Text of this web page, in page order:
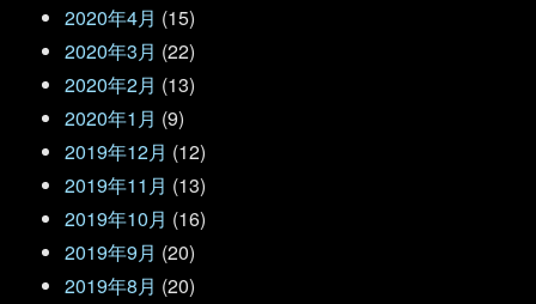
2020年4月 (15)
2020年3月 (22)
2020年2月 (13)
2020年1月 (9)
2019年12月 (12)
2019年11月 (13)
2019年10月 (16)
2019年9月 (20)
2019年8月 (20)